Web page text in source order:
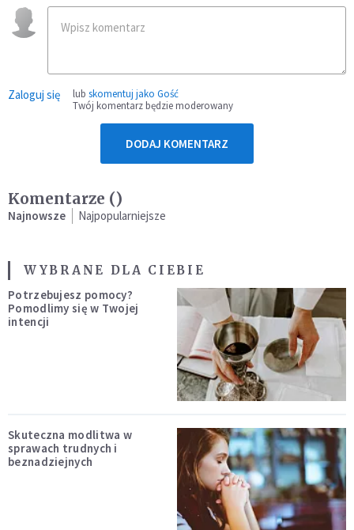
Zaloguj się lub skomentuj jako Gość
Twój komentarz będzie moderowany
DODAJ KOMENTARZ
Komentarze ()
Najnowsze Najpopularniejsze
WYBRANE DLA CIEBIE
Potrzebujesz pomocy?
Pomodlimy się w Twojej
intencji
Skuteczna modlitwa w
sprawach trudnych i
beznadziejnych